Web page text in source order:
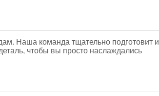
Наша команда тщательно подготовит и
чтобы вы просто наслаждались